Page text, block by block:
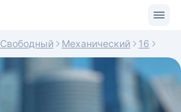
Свободный Механический 16